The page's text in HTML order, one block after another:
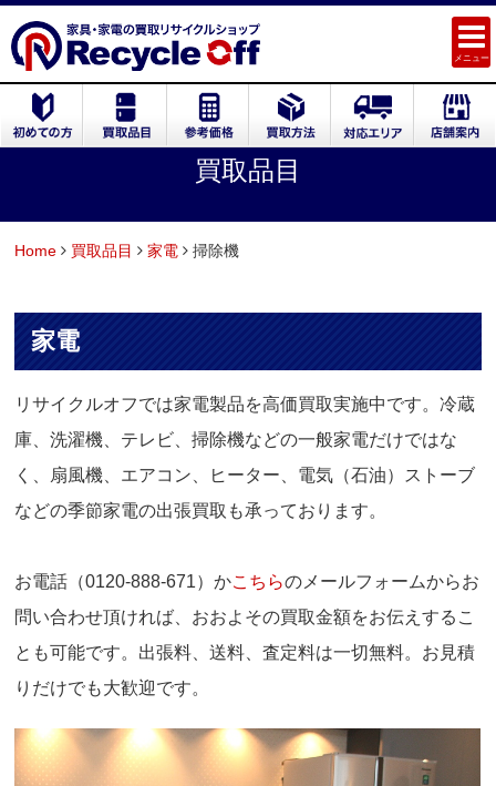
メニュー
買取品目
Home 買取品目 家電 掃除機
家電
リサイクルオフでは家電製品を高価買取実施中です。冷蔵
庫、洗濯機、テレビ、掃除機などの一般家電だけではな
く、扇風機、エアコン、ヒーター、電気（石油）ストーブ
などの季節家電の出張買取も承っております。
お電話（0120-888-671）かこちらのメールフォームからお
問い合わせ頂ければ、おおよその買取金額をお伝えするこ
とも可能です。出張料、送料、査定料は一切無料。お見積
りだけでも大歓迎です。